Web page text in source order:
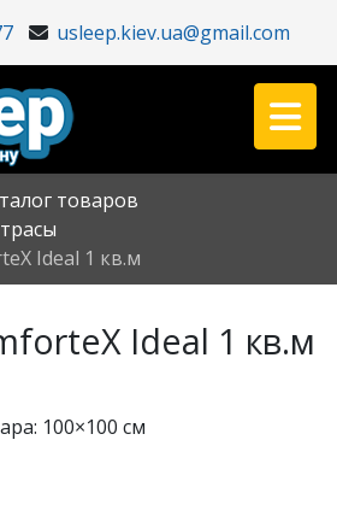
usleep.kiev.ua@gmail.com
товаров
Ideal 1 кв.м
Ideal 1 кв.м
100×100 см